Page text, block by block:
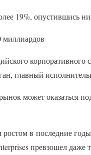
19%, опустившись
миллиардов
корпоративного
главный
может оказаться
в последние
превзошел